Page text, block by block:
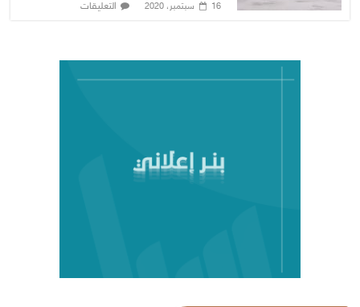
16 سبتمبر، 2020 التعليقات